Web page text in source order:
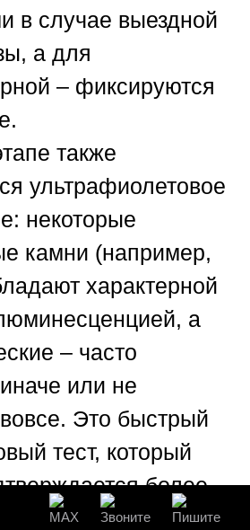
в случае выездной
а для
– фиксируются
также
ультрафиолетовое
некоторые
камни (например,
характерной
а
– часто
или не
вовсе. Это быстрый
тест, который
более